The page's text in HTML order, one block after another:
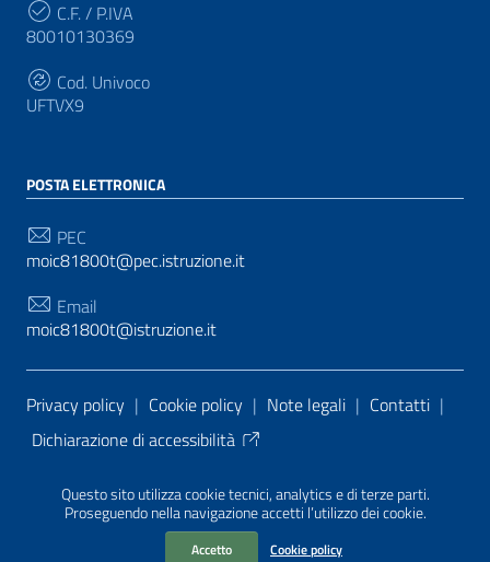
Questo sito utilizza cookie tecnici, analytics e di terze parti.
Proseguendo nella navigazione accetti l’utilizzo dei cookie.
Accetto Cookie policy
C.F. / P.IVA
80010130369
Cod. Univoco
UFTVX9
POSTA ELETTRONICA
PEC
moic81800t@pec.istruzione.it
Email
moic81800t@istruzione.it
Sezione Link Utili
Privacy policy | Cookie policy | Note legali | Contatti |
Dichiarazione di accessibilità
PA di AgID
| Realizzato con WordPress
da